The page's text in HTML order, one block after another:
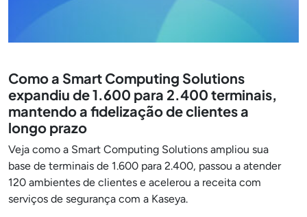
Como a Smart Computing Solutions
expandiu de 1.600 para 2.400 terminais,
mantendo a fidelização de clientes a
longo prazo
Veja como a Smart Computing Solutions ampliou sua
base de terminais de 1.600 para 2.400, passou a atender
120 ambientes de clientes e acelerou a receita com
serviços de segurança com a Kaseya.